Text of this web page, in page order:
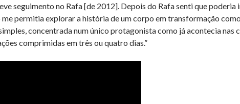
seguimento no Rafa [de 2012]. Depois do Rafa senti que poderia
me permitia explorar a história de um corpo em transformação
concentrada num único protagonista como já acontecia nas
comprimidas em três ou quatro dias.”